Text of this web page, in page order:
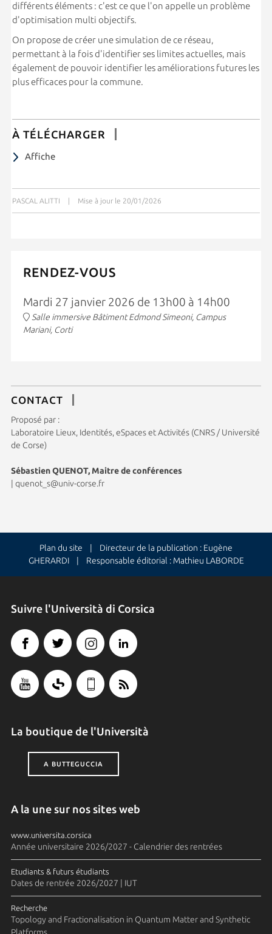
différents éléments : c'est ce que l'on appelle un problème
d'optimisation multi objectifs.
On propose de créer une simulation de ce réseau,
permettant à la fois d'identifier ses limites actuelles, mais
également de pouvoir identifier les améliorations futures les
plus efficaces pour la commune.
À TÉLÉCHARGER
Affiche
PASCAL ALITTI | Mise à jour le 20/01/2026
RENDEZ-VOUS
Mardi 27 janvier 2026 de 13h00 à 14h00
Salle immersive Bâtiment Edmond Simeoni, Campus
Mariani, Corti
CONTACT
Proposé par :
Laboratoire Lieux, Identités, eSpaces et Activités (CNRS / Université
de Corse)
Sébastien QUENOT, Maitre de conférences
quenot_s@univ-corse.fr
Plan du site | Directeur de la publication : Eugène
GHERARDI | Responsable éditorial : Mathieu LABORDE
Suivre l'Università di Corsica
La boutique de l'Università
A BUTTEGUCCIA
A la une sur nos sites web
www.universita.corsica
Année universitaire 2026/2027 - Calendrier des rentrées
Etudiants & futurs étudiants
Dates de rentrée 2026/2027 | IUT
Recherche
Topology and Fractionalisation in Quantum Matter and Synthetic
Platforms